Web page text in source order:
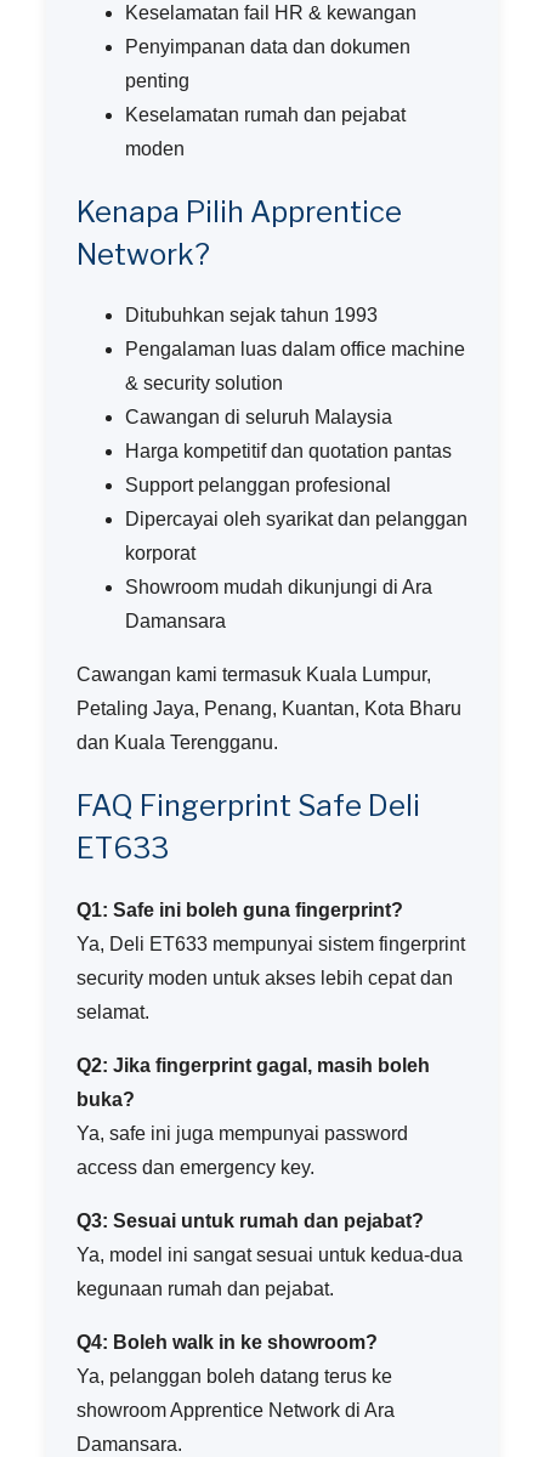
Keselamatan fail HR & kewangan
Penyimpanan data dan dokumen
penting
Keselamatan rumah dan pejabat
moden
Kenapa Pilih Apprentice
Network?
Ditubuhkan sejak tahun 1993
Pengalaman luas dalam office machine
& security solution
Cawangan di seluruh Malaysia
Harga kompetitif dan quotation pantas
Support pelanggan profesional
Dipercayai oleh syarikat dan pelanggan
korporat
Showroom mudah dikunjungi di Ara
Damansara
Cawangan kami termasuk Kuala Lumpur,
Petaling Jaya, Penang, Kuantan, Kota Bharu
dan Kuala Terengganu.
FAQ Fingerprint Safe Deli
ET633
Q1: Safe ini boleh guna fingerprint?
Ya, Deli ET633 mempunyai sistem fingerprint
security moden untuk akses lebih cepat dan
selamat.
Q2: Jika fingerprint gagal, masih boleh
buka?
Ya, safe ini juga mempunyai password
access dan emergency key.
Q3: Sesuai untuk rumah dan pejabat?
Ya, model ini sangat sesuai untuk kedua-dua
kegunaan rumah dan pejabat.
Q4: Boleh walk in ke showroom?
Ya, pelanggan boleh datang terus ke
showroom Apprentice Network di Ara
Damansara.